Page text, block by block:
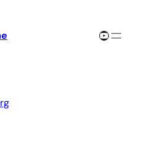
YouTube-Channel